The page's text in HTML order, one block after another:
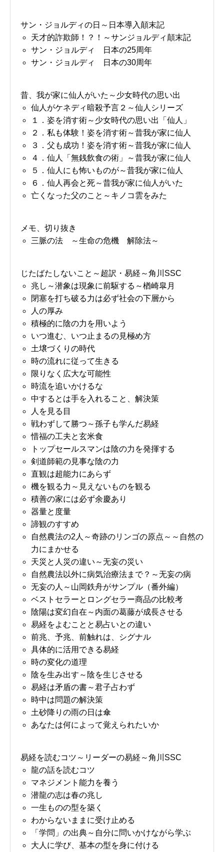
サン・ジョルディの日～日本導入顛末記
天才的詐欺師！？！～サンジョルディ顛末記
サン・ジョルディ 日本の25周年
サン・ジョルディ 日本の30周年
昔、我が家に仙人がいた～少女時代の思い出
仙人がケネディ暗殺予言２～仙人シリーズ
１．姿を消す術～少女時代の思い出「仙人」
２．私も体験！姿を消す術～昔我が家に仙人
３．父も成功！姿を消す術～昔我が家に仙人
４．仙人「無銭飲食の術」～昔我が家に仙人
５．仙人にも怖いものが～昔我が家に仙人
６．仙人再会と死～昔我が家に仙人がいた
亡くなった父のこと～キノコ雲をみた
メモ、切り抜き
三脈の法 ～生命の危機 解除法～
じたばたしないこと～超訳・易経～角川SSC
兆し～潜象は現象に前駆する～楢崎皐月
閉塞を打ち破る力は必ず社会の下層から
人の厚み
積極的に陰の力を用いよう
いつ進む、いつ止まるの見極め方
土壌づくりの時代
時の流れに従って生きる
限りなく広大な可能性
時流を追いかけるな
中するとは手を入れること、解決策
人を見る目
戦わずして勝つ～孫子も学んだ易経
惜福の工夫と玄米食
トップセールスマンは陰の力を発揮する
剣道師範の見事な陰の力
直観は超能力にあらず
機を観る力～見えないものを観る
積善の家には必ず余慶あり
器量と度量
諦観のすすめ
自然農法の2人～奇跡のリンゴの原点～～自然の
力にまかせる
天災と人災の違い～无妄の災い
自然農法以外に病気治療法まで？～无妄の病
无妄の人～山岡鉄舟がサンプル（番外編）
ベストセラーとロングセラー商品の比較考
陰陽は変幻自在～内面の葛藤が成長させる
易経をよむことと易占いとの違い
前兆、予兆、前触れは、シグナル
具体的に活用できる易経
時の変化の道理
陰を生み出す～陰を生じさせる
易経は矛盾の書～君子占わず
時中は問題の解決策
土砂降りの雨の日は傘
あなたは何によって覚えられたいか
易経を読むコツ～リーダーの易経～角川SSC
龍の話を読むコツ
マネジメント能力を養う
潜龍の志は春の兆し
一生ものの型を築く
わからないままに受け止める
「学問」の出典～自分に問いかけながら学ぶ
大人に学び、基本の型を身に付ける